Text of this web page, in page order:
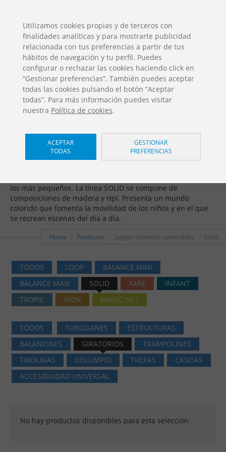
DESCARGAS
Catálogos Jolas
Juegos infantiles sostenibles /
Solid
los más pequeños. La línea SOLID se compone de
composiciones de madera y Hpl. Presenta un mundo
colorido que fomenta la movilidad de los niños y en el que
se recrean escenas del día a día.
Home Productos Juegos infantiles sostenibles Solid
TODOS LOOP
BALANCE MINI
BALANCE MAXI
SOLID XARE
INFANT
TROPIC
IRON MAGIC NET
TODOS TOBOGANES
ESTRUCTURAS
BALANCINES
GIRATORIOS
TRAMPOLINES
TIROLINAS
COLUMPIO TREPAS
CASITAS
ACCESIBILIDAD UNIVERSAL
No hay productos disponibles para esta selección
Utilizamos cookies propias y de terceros con
finalidades analíticas y para mostrarte publicidad
relacionada con tus preferencias a partir de tus
hábitos de navegación y tu perfil. Puedes
configurar o rechazar las cookies haciendo click en
“Gestionar preferencias”. También puedes aceptar
todas las cookies pulsando el botón “Aceptar
todas”. Para más información puedes visitar
nuestra Política de cookies.
ACEPTAR
TODAS
GESTIONAR
PREFERENCIAS